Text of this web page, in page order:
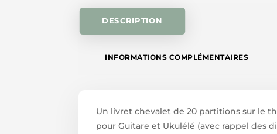
DESCRIPTION
INFORMATIONS COMPLÉMENTAIRES
Un livret chevalet de 20 partitions sur le
pour Guitare et Ukulélé (avec rappel des